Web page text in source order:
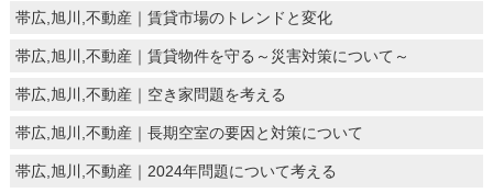
帯広,旭川,不動産｜賃貸市場のトレンドと変化
帯広,旭川,不動産｜賃貸物件を守る～災害対策について～
帯広,旭川,不動産｜空き家問題を考える
帯広,旭川,不動産｜長期空室の要因と対策について
帯広,旭川,不動産｜2024年問題について考える